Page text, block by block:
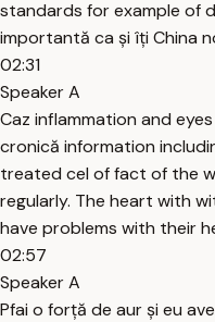
standards for example of
importantă ca și îți China
02:31
Speaker A
Caz inflammation and
cronică information
treated cel of fact of the
regularly. The heart with
have problems with their
02:57
Speaker A
Pfai o forță de aur și eu